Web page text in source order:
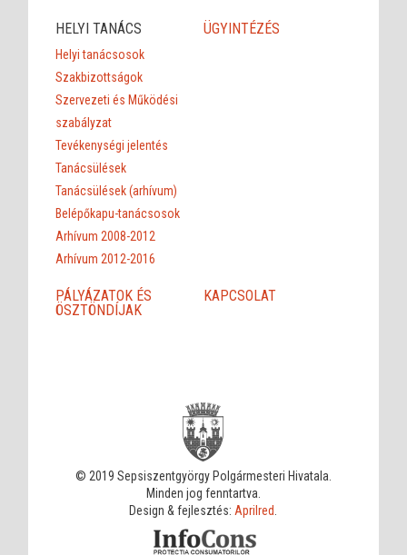
HELYI TANÁCS
Helyi tanácsosok
Szakbizottságok
Szervezeti és Működési
szabályzat
Tevékenységi jelentés
Tanácsülések
Tanácsülések (arhívum)
Belépőkapu-tanácsosok
Arhívum 2008-2012
Arhívum 2012-2016
ÜGYINTÉZÉS
PÁLYÁZATOK ÉS
ÖSZTÖNDÍJAK
KAPCSOLAT
© 2019 Sepsiszentgyörgy Polgármesteri Hivatala.
Minden jog fenntartva.
Design & fejlesztés: Aprilred